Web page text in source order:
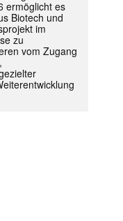
ermöglicht es
Biotech und
im
zu
vom Zugang